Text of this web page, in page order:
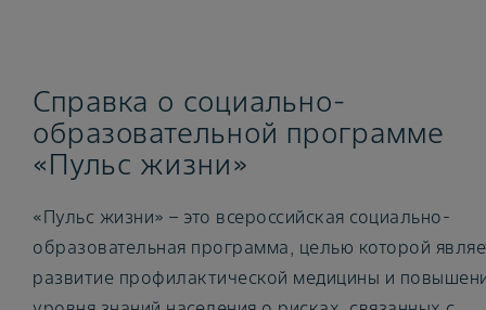
Справка о социально-
образовательной программе
«Пульс жизни»
«Пульс жизни» – это всероссийская социально-
образовательная программа, целью которой
развитие профилактической медицины и